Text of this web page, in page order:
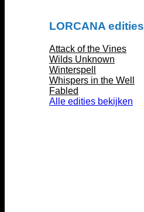
LORCANA edities
Attack of the Vines
Wilds Unknown
Winterspell
Whispers in the Well
Fabled
Alle edities bekijken